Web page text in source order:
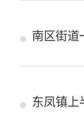
南区街道
东凤镇上